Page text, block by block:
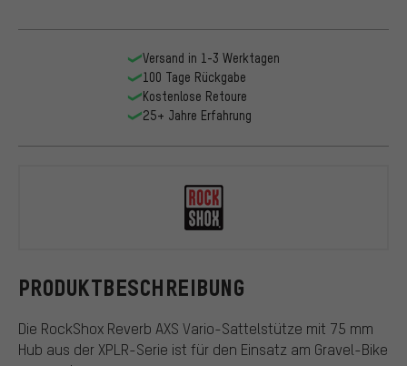
PRODUKTBESCHREIBUNG
Die RockShox Reverb AXS Vario-Sattelstütze mit 75 mm
Hub aus der XPLR-Serie ist für den Einsatz am Gravel-Bike
Versand in 1-3 Werktagen
100 Tage Rückgabe
Kostenlose Retoure
25+ Jahre Erfahrung